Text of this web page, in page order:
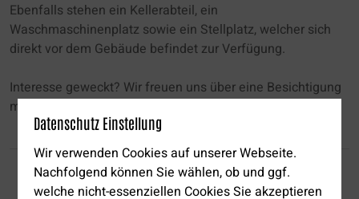
Ebenfalls stehen ein Kellerabteil, ein
Waschmaschinenplatz sowie ein Stellplatz, welcher sich
direkt vor dem Gebäude befindet zur Verfügung.
Interesse geweckt? Wir freuen uns über eine Besichtigung
mit Ihnen vor Ort.
Datenschutz Einstellung
Wir verwenden Cookies auf unserer Webseite.
Nachfolgend können Sie wählen, ob und ggf.
welche nicht-essenziellen Cookies Sie akzeptieren